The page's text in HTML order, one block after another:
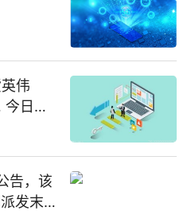
伟
日快
告，该
发末